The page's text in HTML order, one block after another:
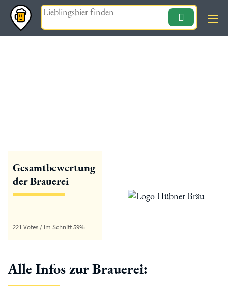
Magazin
Gesamtbewertung
der Brauerei
221 Votes / im Schnitt 59%
Alle Infos zur Brauerei: